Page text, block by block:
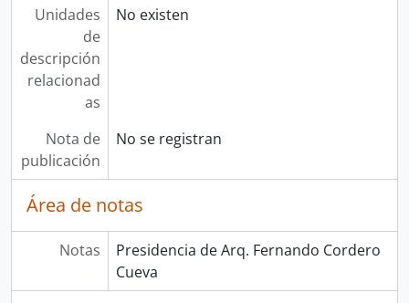
Unidades
de
descripción
relacionad
as
No existen
Nota de
publicación
No se registran
Área de notas
Notas
Presidencia de Arq. Fernando Cordero
Cueva